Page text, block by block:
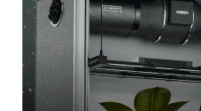
Categoría:Bancos de Semillas
Página web